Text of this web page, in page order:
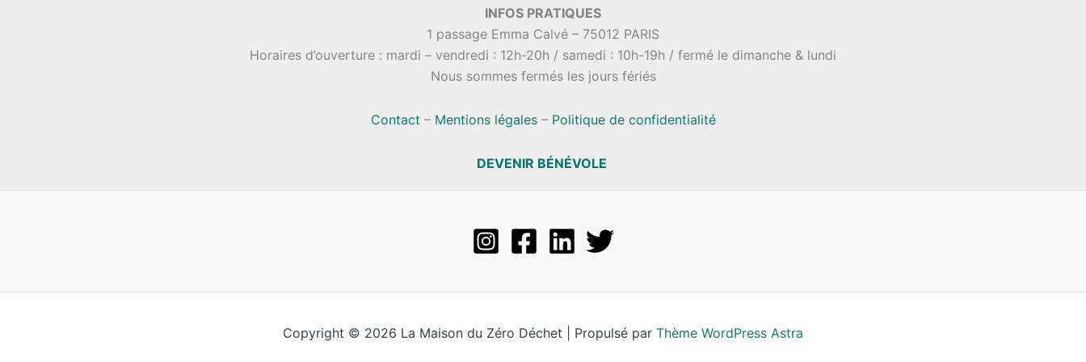
INFOS PRATIQUES
1 passage Emma Calvé – 75012 PARIS
Horaires d’ouverture : mardi – vendredi : 12h-20h / samedi : 10h-19h / fermé le dimanche & lundi
Nous sommes fermés les jours fériés
Contact – Mentions légales– Politique de confidentialité
DEVENIR BÉNÉVOLE
Copyright © 2026 La Maison du Zéro Déchet | Propulsé par Thème WordPress Astra